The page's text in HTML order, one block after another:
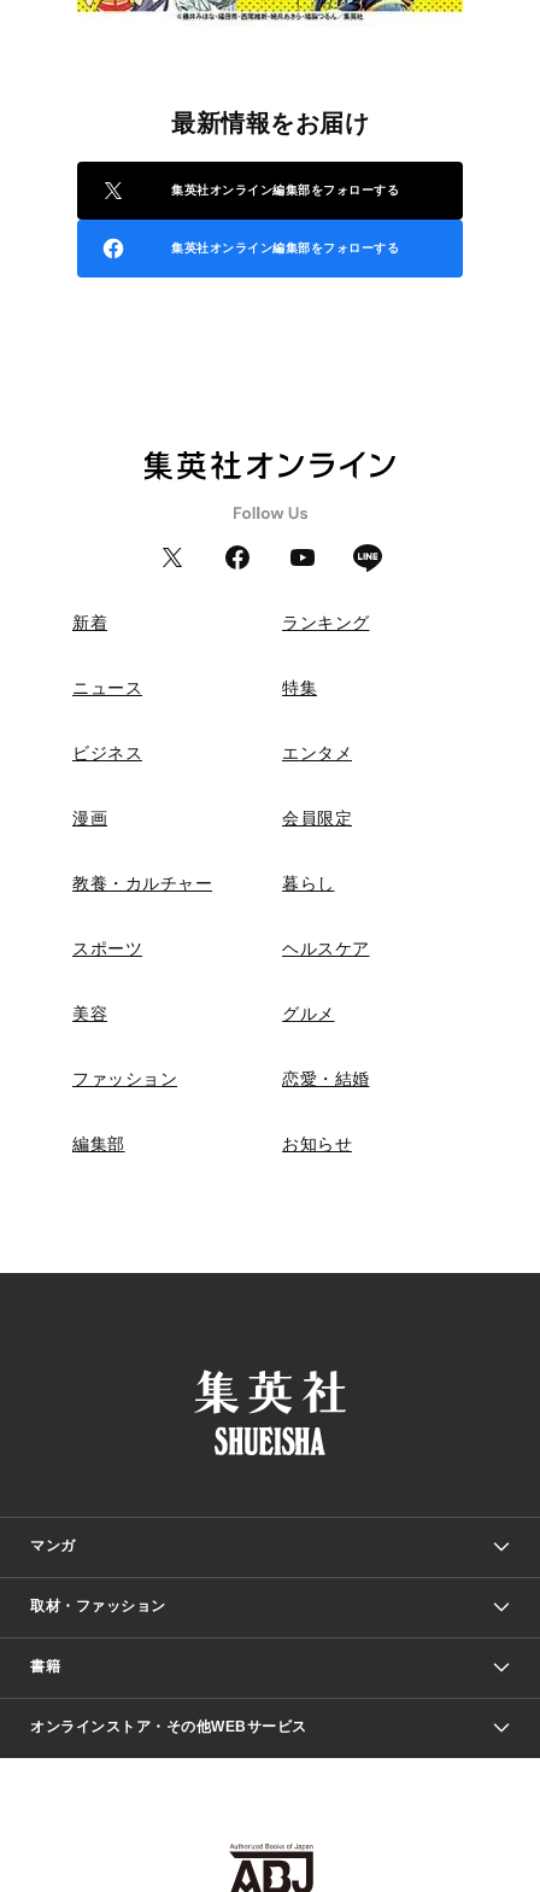
最新情報をお届け
集英社オンライン編集部をフォローする
集英社オンライン編集部をフォローする
新着 ランキング
ニュース 特集
ビジネス エンタメ
漫画 会員限定
教養・カルチャー 暮らし
スポーツ ヘルスケア
美容 グルメ
ファッション 恋愛・結婚
編集部 お知らせ
マンガ
少年マンガ
Vジャンプ
週刊ヤングジャンプ
少女マンガ
取材・ファッション
Seventeen
芸能・情報・スポーツ
書籍
文芸・文庫・総合
ライトノベル・ノベライズ
オンラインストア・その他WEBサービス